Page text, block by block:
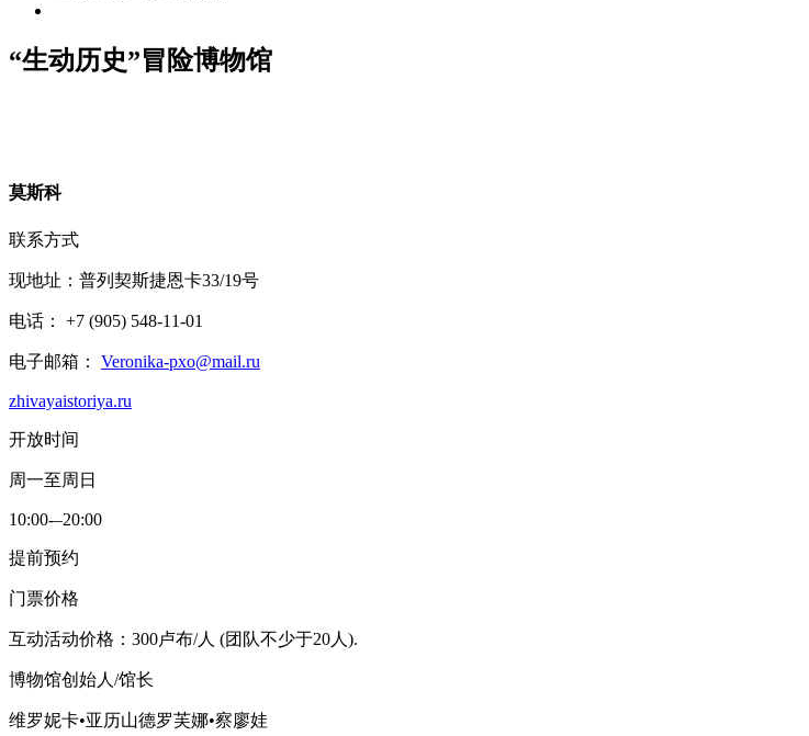
“生动历史”冒险博物馆
莫斯科
联系方式
现地址：普列契斯捷恩卡33/19号
电话： +7 (905) 548-11-01
电子邮箱： Veronika-pxo@mail.ru
zhivayaistoriya.ru
开放时间
周一至周日
10:00-–20:00
提前预约
门票价格
互动活动价格：300卢布/人 (团队不少于20人).
博物馆创始人/馆长
维罗妮卡•亚历山德罗芙娜•察廖娃